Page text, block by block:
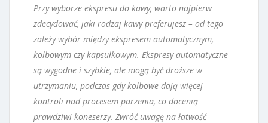
Przy wyborze ekspresu do kawy, warto najpierw
zdecydować, jaki rodzaj kawy preferujesz – od tego
zależy wybór między ekspresem automatycznym,
kolbowym czy kapsułkowym. Ekspresy automatyczne
są wygodne i szybkie, ale mogą być droższe w
utrzymaniu, podczas gdy kolbowe dają więcej
kontroli nad procesem parzenia, co docenią
prawdziwi koneserzy. Zwróć uwagę na łatwość